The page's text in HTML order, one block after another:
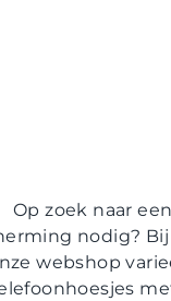
Op zoek naar
nodig?
webshop